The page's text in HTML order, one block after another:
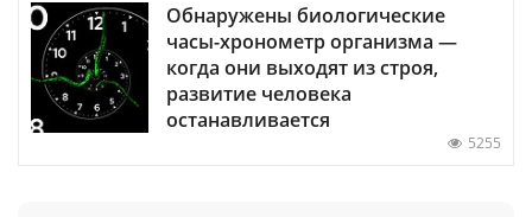
Обнаружены биологические
часы-хронометр организма —
когда они выходят из строя,
развитие человека
останавливается
5255